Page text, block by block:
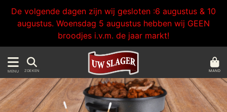
De volgende dagen zijn wij gesloten :6 augustus & 10
augustus. Woensdag 5 augustus hebben wij GEEN
broodjes i.v.m. de jaar markt!
MENU ZOEKEN MAND